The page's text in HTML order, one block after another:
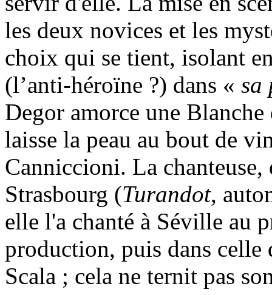
les deux novices et les
choix qui se tient, isolant
(l’anti-héroïne ?) dans « sa
Degor amorce une
laisse la peau au bout de
Canniccioni. La
Strasbourg (Turandot,
elle l'a chanté à Séville au
production, puis dans
Scala ; cela ne ternit pas